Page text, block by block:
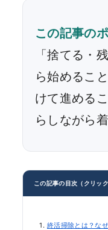
この記事の
「捨てる・
ら始めるこ
けて進める
らしながら
この記事の目次（クリッ
終活掃除とは？な